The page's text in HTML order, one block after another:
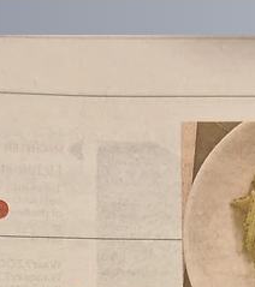
Neem contact op